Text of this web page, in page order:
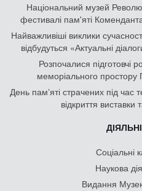
Національний музей
фестивалі пам'яті
Найважливіші виклики
відбудуться «Актуальні
Розпочалися підготовчі
меморіального простору
День памʼяті страчених під час
відкриття виставки
Соціальні
Наукова
Видання